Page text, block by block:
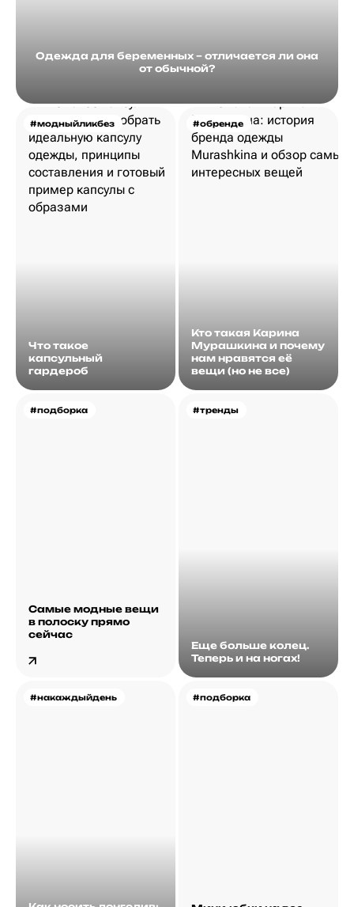
Одежда для беременных – отличается ли она
от обычной?
#модныйликбез
Что такое
капсульный
гардероб
#обренде
Кто такая Карина
Мурашкина и почему
нам нравятся её
вещи (но не все)
#подборка
Самые модные вещи
в полоску прямо
сейчас
#тренды
Еще больше колец.
Теперь и на ногах!
#накаждыйдень #подборка